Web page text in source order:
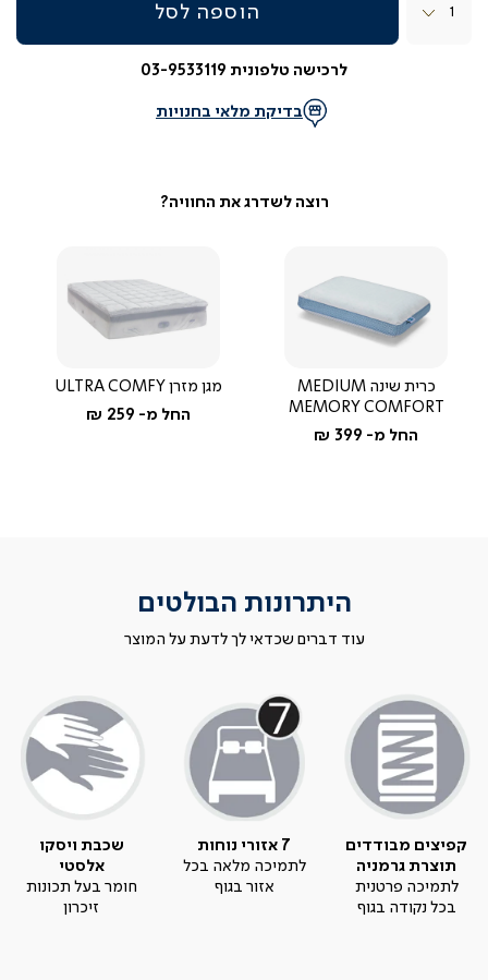
הוספה לסל
לרכישה טלפונית 03-9533119
בדיקת מלאי בחנויות
כרית שינה MEDIUM
MEMORY COMFORT
החל מ- 399 ₪
מגן מזרן ULTRA COMFY
החל מ- 259 ₪
היתרונות הבולטים
עוד דברים שכדאי לך לדעת על המוצר
קפיצים מבודדים
תוצרת גרמניה
לתמיכה פרטנית
בכל נקודה בגוף
7 אזורי נוחות
לתמיכה מלאה בכל
אזור בגוף
שכבת ויסקו
אלסטי
חומר בעל תכונות
זיכרון